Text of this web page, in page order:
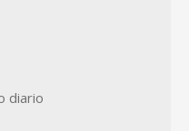
diario